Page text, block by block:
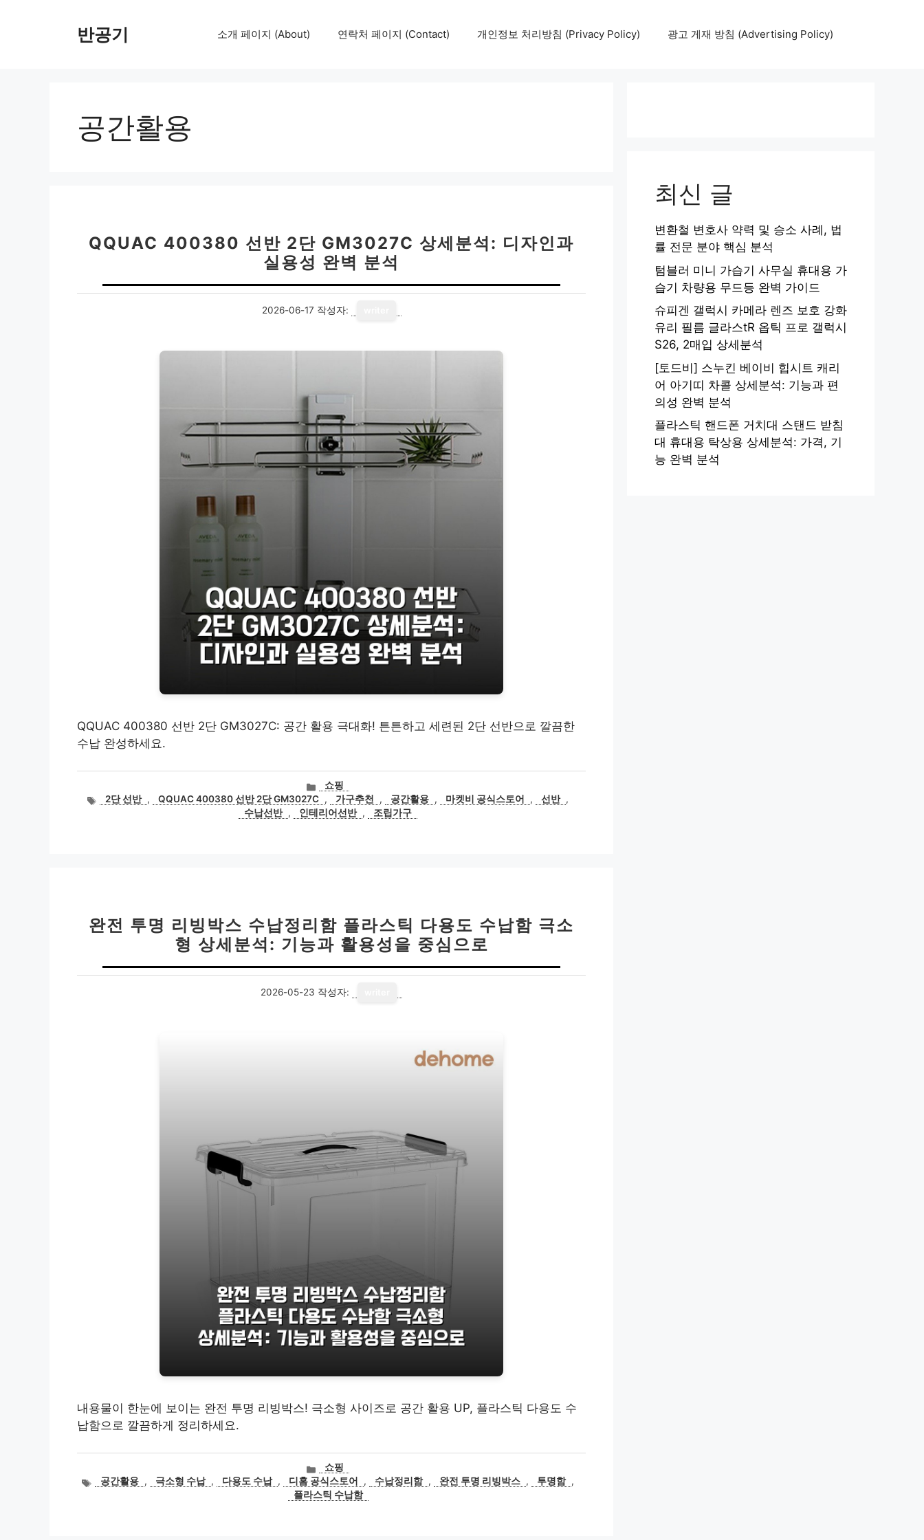
반공기 소개 페이지 (About) 연락처 페이지 (Contact) 개인정보 처리방침 (Privacy Policy) 광고 게재 방침 (Advertising Policy)
공간활용
QQUAC 400380 선반 2단 GM3027C 상세분석: 디자인과
실용성 완벽 분석
2026-06-17 작성자:
QQUAC 400380 선반 2단 GM3027C: 공간 활용 극대화! 튼튼하고 세련된 2단 선반으로 깔끔한
수납 완성하세요.
카
테
고
쇼핑
태2단 선반 , QQUAC 400380 선반 2단 GM3027C , 가구추천 , 공간활용 , 마켓비 공식스토어 , 선반 ,
수납선반 , 인테리어선반 , 조립가구
완전 투명 리빙박스 수납정리함 플라스틱 다용도 수납함 극소
형 상세분석: 기능과 활용성을 중심으로
2026-05-23 작성자:
내용물이 한눈에 보이는 완전 투명 리빙박스! 극소형 사이즈로 공간 활용 UP, 플라스틱 다용도 수
납함으로 깔끔하게 정리하세요.
카
테
고
쇼핑
태공간활용 , 극소형 수납 , 다용도 수납 , 디홈 공식스토어 , 수납정리함 , 완전 투명 리빙박스 , 투명함 ,
플라스틱 수납함
최신 글
변환철 변호사 약력 및 승소 사례, 법
률 전문 분야 핵심 분석
텀블러 미니 가습기 사무실 휴대용 가
습기 차량용 무드등 완벽 가이드
슈피겐 갤럭시 카메라 렌즈 보호 강화
유리 필름 글라스tR 옵틱 프로 갤럭시
S26, 2매입 상세분석
[토드비] 스누킨 베이비 힙시트 캐리
어 아기띠 차콜 상세분석: 기능과 편
의성 완벽 분석
플라스틱 핸드폰 거치대 스탠드 받침
대 휴대용 탁상용 상세분석: 가격, 기
능 완벽 분석